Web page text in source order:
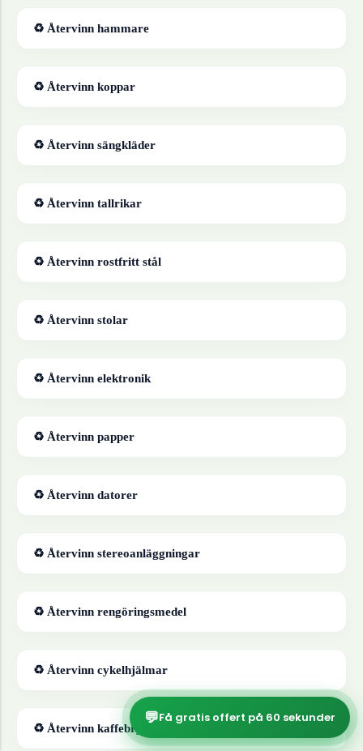
♻ Återvinn hammare
♻ Återvinn koppar
♻ Återvinn sängkläder
♻ Återvinn tallrikar
♻ Återvinn rostfritt stål
♻ Återvinn stolar
♻ Återvinn elektronik
♻ Återvinn papper
♻ Återvinn datorer
♻ Återvinn stereoanläggningar
♻ Återvinn rengöringsmedel
♻ Återvinn cykelhjälmar
♻ Återvinn kaffebryggare
💬Få gratis offert på 60 sekunder